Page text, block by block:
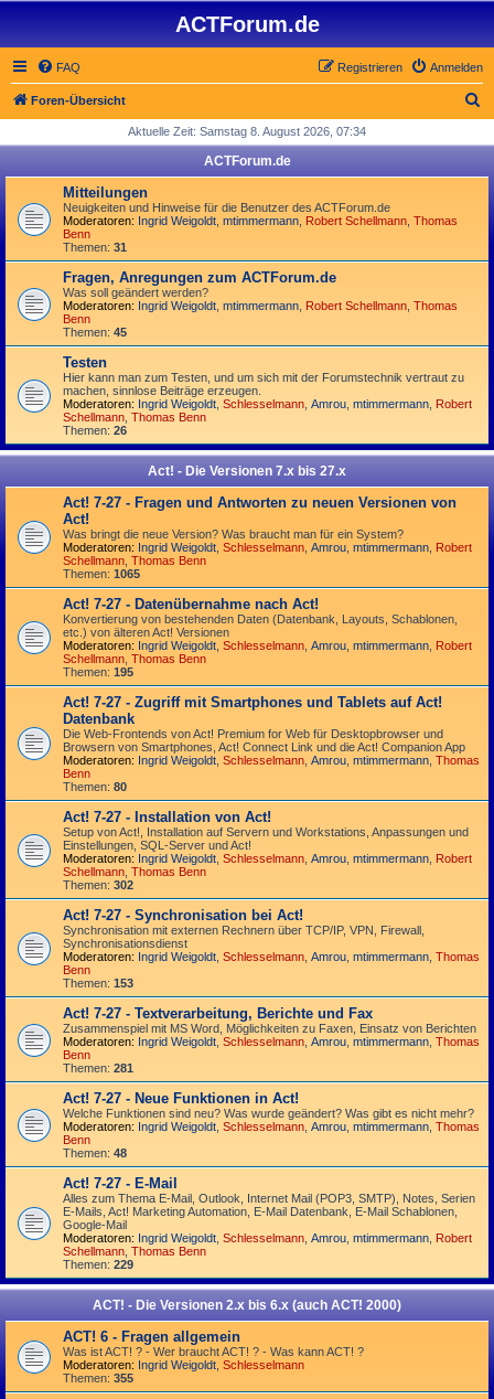
ACTForum.de
FAQ Anmelden
Registrieren
Foren-Übersicht
h
Aktuelle Zeit: Samstag 8. August 2026, 07:34
ACTForum.de
Mitteilungen
Neuigkeiten und Hinweise für die Benutzer des ACTForum.de
Moderatoren: Ingrid Weigoldt mtimmermann Robert Schellmann Thomas
Benn
Themen: 31
Fragen, Anregungen zum ACTForum.de
Was soll geändert werden?
Moderatoren: Ingrid Weigoldt mtimmermann Robert Schellmann Thomas
Benn
Themen: 45
Testen
Hier kann man zum Testen, und um sich mit der Forumstechnik vertraut zu
machen, sinnlose Beiträge erzeugen.
Moderatoren: Ingrid Weigoldt Schlesselmann Amrou mtimmermann Robert
Schellmann Thomas Benn
Themen: 26
Act! - Die Versionen 7.x bis 27.x
Act! 7-27 - Fragen und Antworten zu neuen Versionen von
Act!
Was bringt die neue Version? Was braucht man für ein System?
Moderatoren: Ingrid Weigoldt Schlesselmann Amrou mtimmermann Robert
Schellmann Thomas Benn
Themen: 1065
Act! 7-27 - Datenübernahme nach Act!
Konvertierung von bestehenden Daten (Datenbank, Layouts, Schablonen,
etc.) von älteren Act! Versionen
Moderatoren: Ingrid Weigoldt Schlesselmann Amrou mtimmermann Robert
Schellmann Thomas Benn
Themen: 195
Act! 7-27 - Zugriff mit Smart­phones und Tablets auf Act!
Datenbank
Die Web-Frontends von Act! Premium for Web für Desktop­browser und
Browsern von Smart­phones, Act! Connect Link und die Act! Companion App
Moderatoren: Ingrid Weigoldt Schlesselmann Amrou mtimmermann Thomas
Benn
Themen: 80
Act! 7-27 - Installation von Act!
Setup von Act!, Installation auf Servern und Workstations, Anpassungen und
Einstellungen, SQL-Server und Act!
Moderatoren: Ingrid Weigoldt Schlesselmann Amrou mtimmermann Robert
Schellmann Thomas Benn
Themen: 302
Act! 7-27 - Synchronisation bei Act!
Synchro­nisation mit externen Rechnern über TCP/IP, VPN, Firewall,
Synchroni­sations­dienst
Moderatoren: Ingrid Weigoldt Schlesselmann Amrou mtimmermann Thomas
Benn
Themen: 153
Act! 7-27 - Text­­ver­arbei­tung, Berichte und Fax
Zusammenspiel mit MS Word, Möglichkeiten zu Faxen, Einsatz von Berichten
Moderatoren: Ingrid Weigoldt Schlesselmann Amrou mtimmermann Thomas
Benn
Themen: 281
Act! 7-27 - Neue Funktionen in Act!
Welche Funktionen sind neu? Was wurde geändert? Was gibt es nicht mehr?
Moderatoren: Ingrid Weigoldt Schlesselmann Amrou mtimmermann Thomas
Benn
Themen: 48
Act! 7-27 - E-Mail
Alles zum Thema E-Mail, Outlook, Internet Mail (POP3, SMTP), Notes, Serien
E-Mails, Act! Marketing Automation, E-Mail Datenbank, E-Mail Schablonen,
Google-Mail
Moderatoren: Ingrid Weigoldt Schlesselmann Amrou mtimmermann Robert
Schellmann Thomas Benn
Themen: 229
ACT! - Die Versionen 2.x bis 6.x (auch ACT! 2000)
ACT! 6 - Fragen allgemein
Was ist ACT! ? - Wer braucht ACT! ? - Was kann ACT! ?
Moderatoren: Ingrid Weigoldt Schlesselmann
Themen: 355